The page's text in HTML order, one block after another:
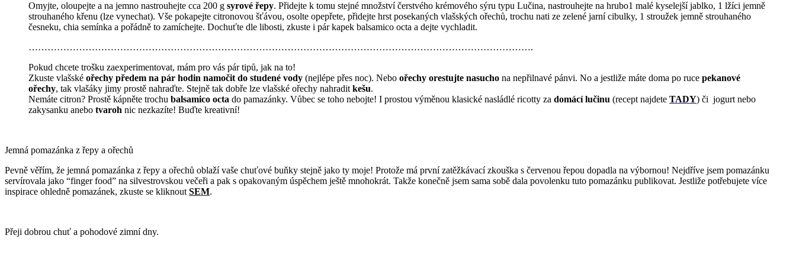
Omyjte, oloupejte a na jemno nastrouhejte cca 200 g syrové řepy. Přidejte k tomu stejné množství čerstvého krémového sýru typu Lučina, nastrouhejte na hrubo1 malé kyselejší jablko, 1 lžíci jemně
strouhaného křenu (lze vynechat). Vše pokapejte citronovou šťávou, osolte opepřete, přidejte hrst posekaných vlašských ořechů, trochu nati ze zelené jarní cibulky, 1 stroužek jemně strouhaného
česneku, chia semínka a pořádně to zamíchejte. Dochuťte dle libosti, zkuste i pár kapek balsamico octa a dejte vychladit.
…………………………………………………………………………………………………………………………………………….
Pokud chcete trošku zaexperimentovat, mám pro vás pár tipů, jak na to!
Zkuste vlašské ořechy předem na pár hodin namočit do studené vody (nejlépe přes noc). Nebo ořechy orestujte nasucho na nepřilnavé pánvi. No a jestliže máte doma po ruce pekanové
ořechy, tak vlašáky jimy prostě nahraďte. Stejně tak dobře lze vlašské ořechy nahradit kešu.
Nemáte citron? Prostě kápněte trochu balsamico octa do pamazánky. Vůbec se toho nebojte! I prostou výměnou klasické nasládlé ricotty za domácí lučinu (recept najdete TADY) či jogurt nebo
zakysanku anebo tvaroh nic nezkazíte! Buďte kreativní!
Jemná pomazánka z řepy a ořechů
Pevně věřím, že jemná pomazánka z řepy a ořechů oblaží vaše chuťové buňky stejně jako ty moje! Protože má první zatěžkávací zkouška s červenou řepou dopadla na výbornou! Nejdříve jsem pomazánku
servírovala jako “finger food” na silvestrovskou večeři a pak s opakovaným úspěchem ještě mnohokrát. Takže konečně jsem sama sobě dala povolenku tuto pomazánku publikovat. Jestliže potřebujete více
inspirace ohledně pomazánek, zkuste se kliknout SEM.
Přeji dobrou chuť a pohodové zimní dny.